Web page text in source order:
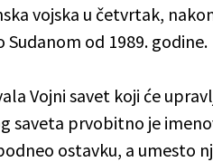
vojska u četvrtak,
Sudanom od 1989. godine.
Vojni savet koji će
saveta prvobitno je
ostavku, a umesto